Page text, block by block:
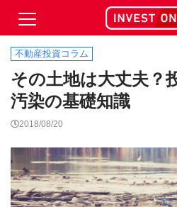
不動産投資コラム
その土地は大丈夫？
汚染の基礎知識
2018/08/20